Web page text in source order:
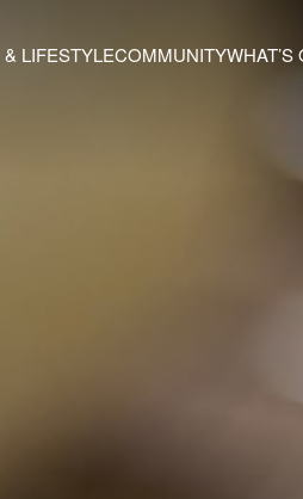
LIFESTYLECOMMUNITYWHAT’S